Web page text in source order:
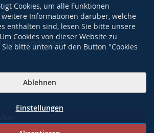
Cookies, um alle Funktionen
Informationen darüber, welche
enthalten sind, lesen Sie bitte unsere
Cookies von dieser Website zu
bitte unten auf den Button "Cookies
Ablehnen
Einstellungen